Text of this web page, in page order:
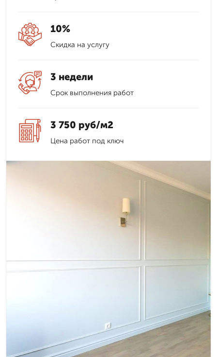
10%
Скидка на услугу
3 недели
Срок выполнения работ
3 750 руб/м2
Цена работ под ключ